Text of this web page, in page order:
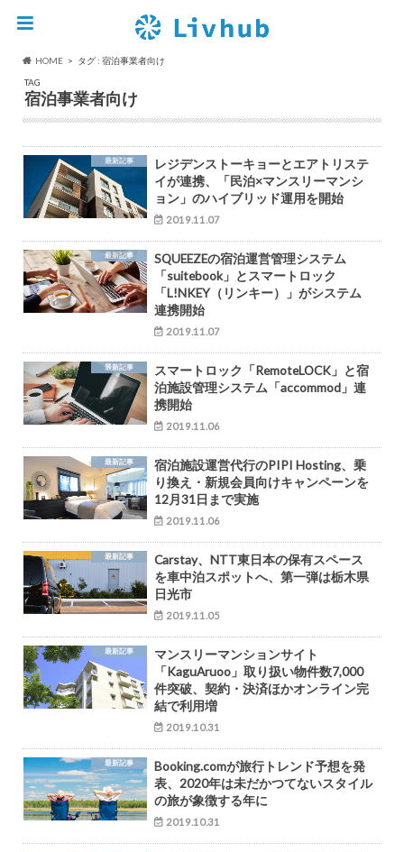
HOME
タグ : 宿泊事業者向け
TAG
宿泊事業者向け
最新記事
レジデンストーキョーとエアトリステ
イが連携、「民泊×マンスリーマンシ
ョン」のハイブリッド運用を開始
2019.11.07
最新記事
SQUEEZEの宿泊運営管理システム
「suitebook」とスマートロック
「L!NKEY（リンキー）」がシステム
連携開始
2019.11.07
最新記事
スマートロック「RemoteLOCK」と宿
泊施設管理システム「accommod」連
携開始
2019.11.06
最新記事
宿泊施設運営代行のPIPI Hosting、乗
り換え・新規会員向けキャンペーンを
12月31日まで実施
2019.11.06
最新記事
Carstay、NTT東日本の保有スペース
を車中泊スポットへ、第一弾は栃木県
日光市
2019.11.05
最新記事
マンスリーマンションサイト
「KaguAruoo」取り扱い物件数7,000
件突破、契約・決済ほかオンライン完
結で利用増
2019.10.31
最新記事
Booking.comが旅行トレンド予想を発
表、2020年は未だかつてないスタイル
の旅が象徴する年に
2019.10.31